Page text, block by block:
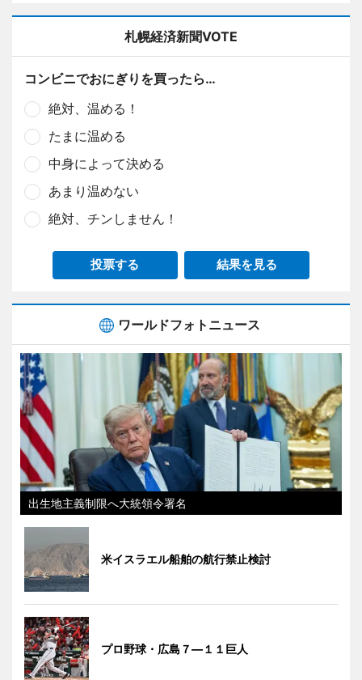
札幌経済新聞VOTE
コンビニでおにぎりを買ったら…
絶対、温める！
たまに温める
中身によって決める
あまり温めない
絶対、チンしません！
投票する 結果を見る
ワールドフォトニュース
出生地主義制限へ大統領令署名
米イスラエル船舶の航行禁止検討
プロ野球・広島７―１１巨人